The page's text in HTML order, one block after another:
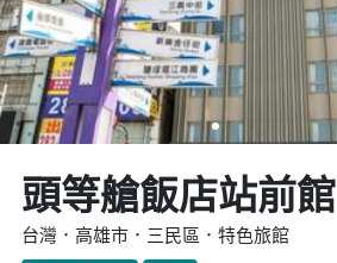
頭等艙飯店站前館
台灣．高雄市．三民區．特色旅館